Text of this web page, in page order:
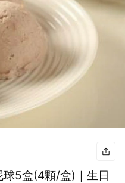
5盒(4顆/盒)｜生日